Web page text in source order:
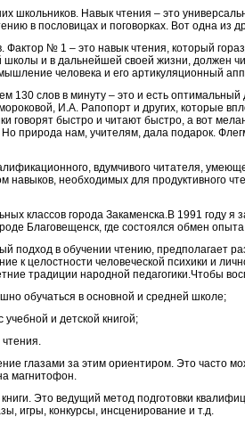
Навык чтения – это
в пословицах и поговорках. Вот одна из
№ 1 – это навык чтения, который
и в дальнейшей своей жизни, должен
человека и его артикуляционный
130 слов в минуту – это и есть
И.А. Рапопорт и других, которые
говорят быстро и читают быстро, а вот
природа нам, учителям, дала подарок.
вдумчивого читателя,
навыков, необходимых для
классов города Закаменска.В 1991
Благовещенск, где состоялся обмен
в обучении чтению, предполагает
к целостности человеческой психики и
традиции народной педагогики.Чтобы
обучаться в основной и средней школе;
и детской книгой;
глазами за этим ориентиром. Это часто
магнитофон.
Это ведущий метод подготовки
игры, конкурсы, инсценирование и т.д.